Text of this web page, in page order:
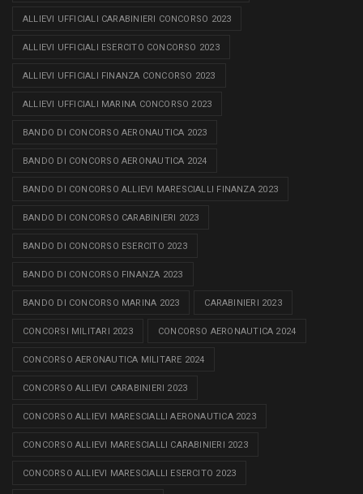
ALLIEVI UFFICIALI CARABINIERI CONCORSO 2023
ALLIEVI UFFICIALI ESERCITO CONCORSO 2023
ALLIEVI UFFICIALI FINANZA CONCORSO 2023
ALLIEVI UFFICIALI MARINA CONCORSO 2023
BANDO DI CONCORSO AERONAUTICA 2023
BANDO DI CONCORSO AERONAUTICA 2024
BANDO DI CONCORSO ALLIEVI MARESCIALLI FINANZA 2023
BANDO DI CONCORSO CARABINIERI 2023
BANDO DI CONCORSO ESERCITO 2023
BANDO DI CONCORSO FINANZA 2023
BANDO DI CONCORSO MARINA 2023 CARABINIERI 2023
CONCORSI MILITARI 2023 CONCORSO AERONAUTICA 2024
CONCORSO AERONAUTICA MILITARE 2024
CONCORSO ALLIEVI CARABINIERI 2023
CONCORSO ALLIEVI MARESCIALLI AERONAUTICA 2023
CONCORSO ALLIEVI MARESCIALLI CARABINIERI 2023
CONCORSO ALLIEVI MARESCIALLI ESERCITO 2023